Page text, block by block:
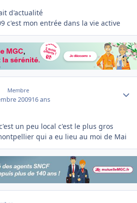
d'actualité
c'est mon entrée dans la vie active
Membre
200916 ans
un peu local c'est le plus gros
qui a eu lieu au moi de Mai